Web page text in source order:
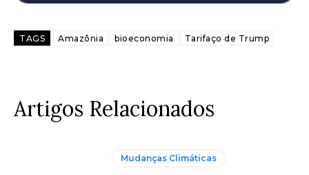
TAGS Amazônia bioeconomia Tarifaço de Trump
Artigos Relacionados
Mudanças Climáticas